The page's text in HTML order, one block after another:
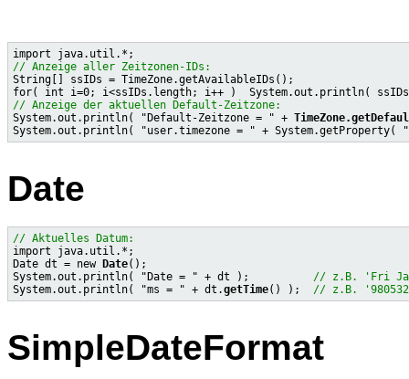
// Anzeige aller Zeitzonen-IDs:
String[] ssIDs = TimeZone.getAvailableIDs();
// Anzeige der aktuellen Default-Zeitzone:
System.out.println( "Default-Zeitzone = " +
System.out.println( "user.timezone = " +
Date
// Aktuelles Datum:
import java.util.*;
Date dt = new Date();
System.out.println( "Date = " + dt ); // z.B. 'Fri Jan
System.out.println( "ms = " + dt.getTime() ); // z.B.
SimpleDateFormat